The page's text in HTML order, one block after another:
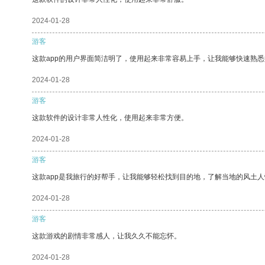
2024-01-28
游客
这款app的用户界面简洁明了，使用起来非常容易上手，让我能够快速熟悉
2024-01-28
游客
这款软件的设计非常人性化，使用起来非常方便。
2024-01-28
游客
这款app是我旅行的好帮手，让我能够轻松找到目的地，了解当地的风土人
2024-01-28
游客
这款游戏的剧情非常感人，让我久久不能忘怀。
2024-01-28